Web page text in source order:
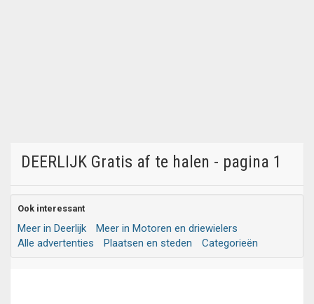
DEERLIJK Gratis af te halen - pagina 1
Ook interessant
Meer in Deerlijk
Meer in Motoren en driewielers
Alle advertenties
Plaatsen en steden Categorieën